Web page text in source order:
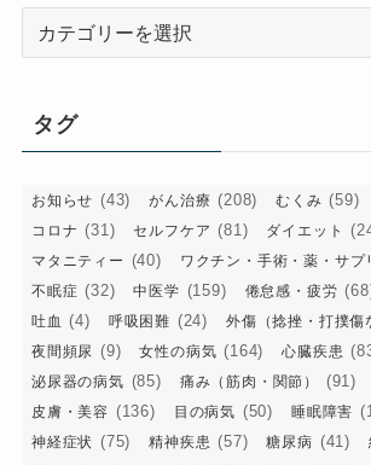
ー
タグ
お知らせ (43) がん治療 (208) むくみ (59)
コロナ (31) セルフケア (81) ダイエット
マタニティー (40) ワクチン・手術・薬・サプ
不眠症 (32) 中医学 (159) 倦怠感・疲労
吐血 (4) 呼吸困難 (24) 外傷（捻挫・打撲傷
夜間頻尿 (9) 女性の病気 (164) 心臓疾患
泌尿器の病気 (85) 痛み（筋肉・関節） (91)
皮膚・美容 (136) 目の病気 (50) 睡眠障害
神経症状 (75) 精神疾患 (57) 糖尿病 (41)